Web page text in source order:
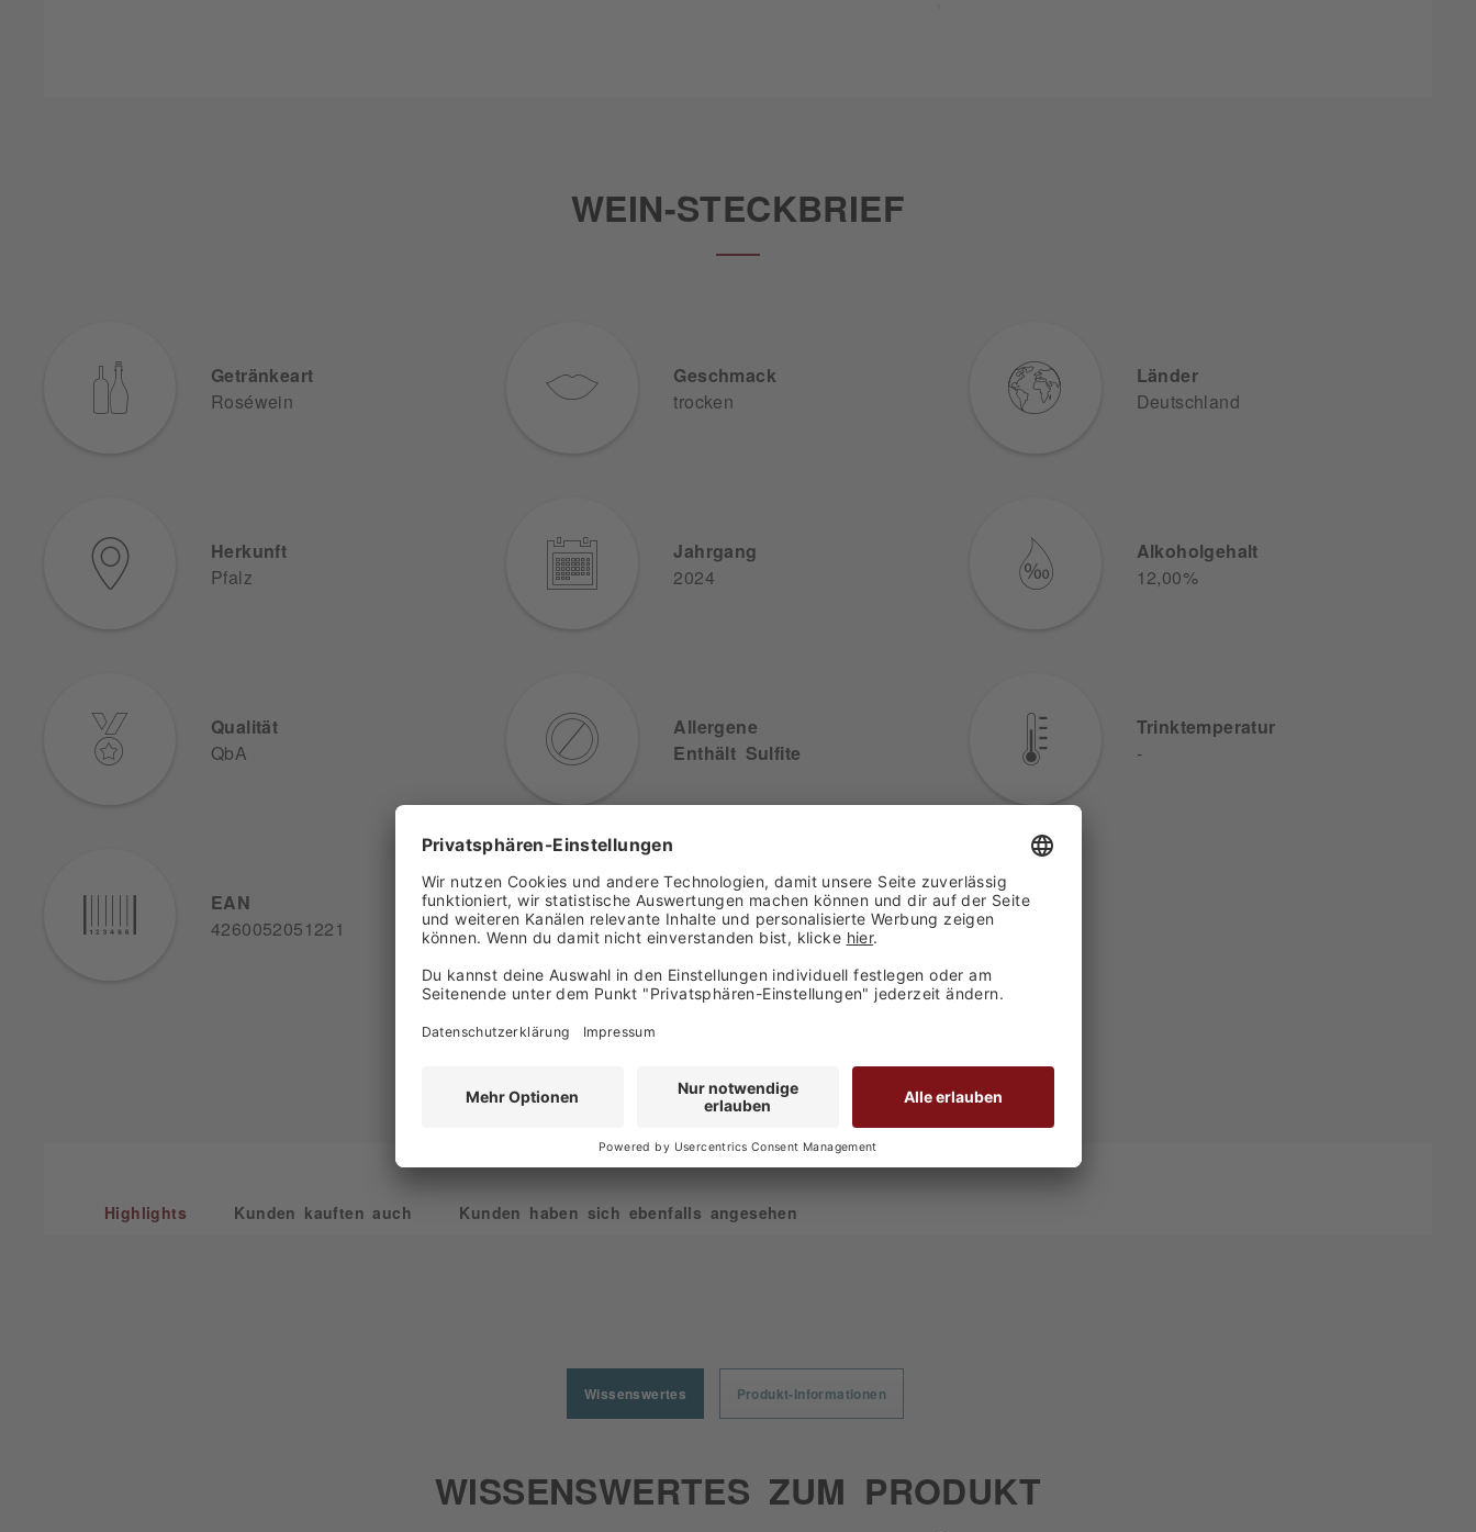
WEIN-STECKBRIEF
Getränkeart
Roséwein
Geschmack
trocken
Länder
Deutschland
Herkunft
Pfalz
Jahrgang
2024
Alkoholgehalt
12,00%
Qualität
QbA
Allergene
Enthält Sulfite
Trinktemperatur
-
EAN
4260052051221
Weingut Spindler
Lindenhof GbR
Weinstraße 55
67147 Forst an der
Weinstraße
Highlights Kunden kauften auch Kunden haben sich ebenfalls angesehen
Wissenswertes Produkt-Informationen
WISSENSWERTES ZUM PRODUKT